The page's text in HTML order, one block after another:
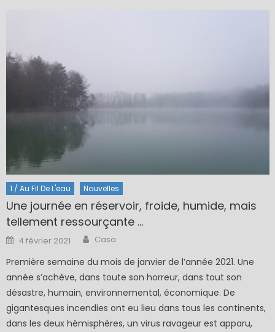
1 / Au Fil De L'eau Nouvelles
Une journée en réservoir, froide, humide, mais
tellement ressourçante …
Posted
on
4 février 2021 Author
Casa
Première semaine du mois de janvier de l’année 2021. Une
année s’achève, dans toute son horreur, dans tout son
désastre, humain, environnemental, économique. De
gigantesques incendies ont eu lieu dans tous les continents,
dans les deux hémisphères, un virus ravageur est apparu,